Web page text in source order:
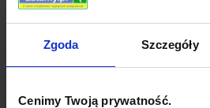
Zgoda Szczegóły
Cenimy Twoją prywatność.
TYP POŁĄCZENIA
bezpośrednie
REZERWACJA